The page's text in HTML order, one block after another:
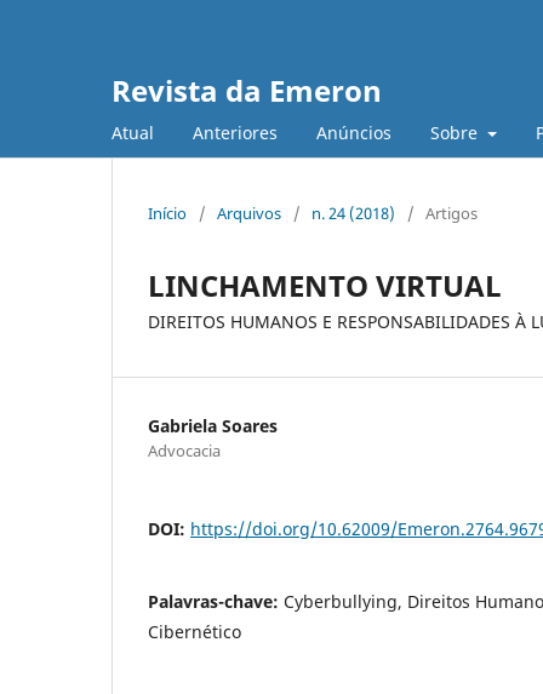
Revista da Emeron
Atual Anteriores Anúncios Sobre
Início / Arquivos / n. 24 (2018) / Artigos
LINCHAMENTO VIRTUAL
DIREITOS HUMANOS E RESPONSABILIDADES
Gabriela Soares
Advocacia
DOI: https://doi.org/10.62009/
Palavras-chave: Cyberbullying, Direitos
Cibernético